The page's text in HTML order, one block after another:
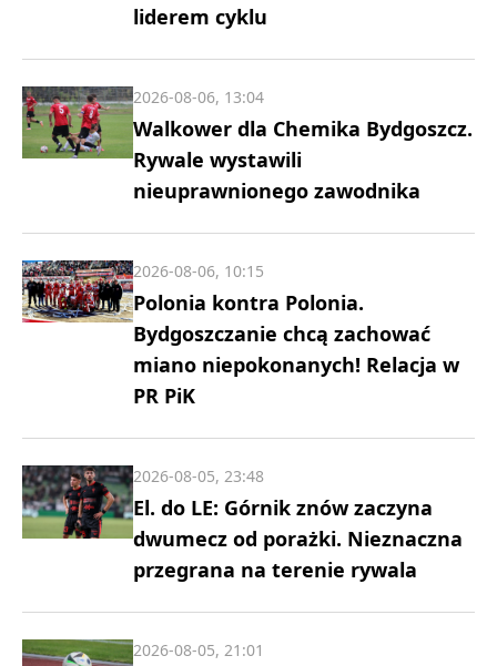
liderem cyklu
Walkower dla Chemika Bydgoszcz.
Rywale wystawili
nieuprawnionego zawodnika
2026-08-06, 13:04
Polonia kontra Polonia.
Bydgoszczanie chcą zachować
miano niepokonanych! Relacja w
PR PiK
2026-08-06, 10:15
El. do LE: Górnik znów zaczyna
dwumecz od porażki. Nieznaczna
przegrana na terenie rywala
2026-08-05, 23:48
2026-08-05, 21:01